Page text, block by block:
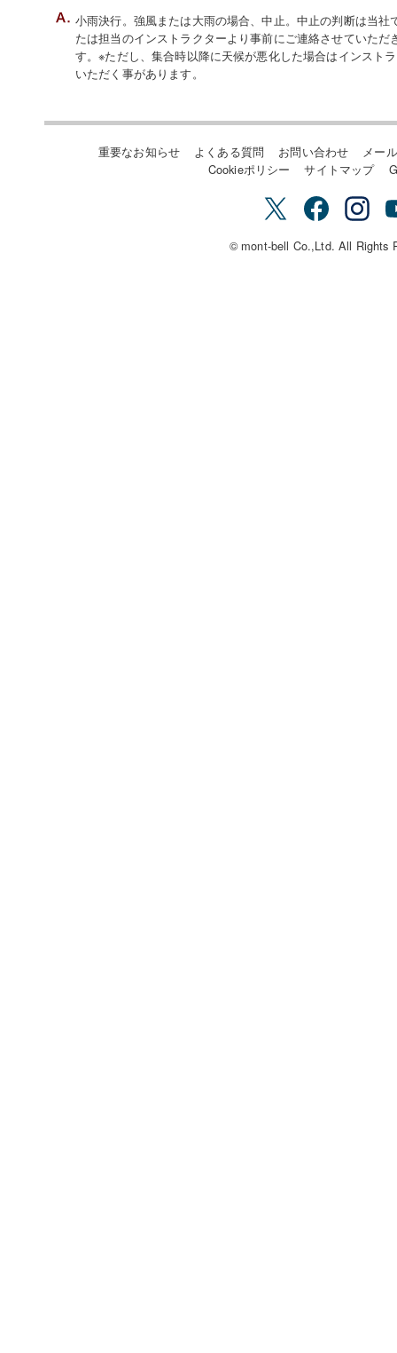
小雨決行。強風または大雨の場合、中止。中止の判断は当
たは担当のインストラクターより事前にご連絡させていた
す。※ただし、集合時以降に天候が悪化した場合はインスト
いただく事があります。
重要なお知らせ よくある質問 お問い合わせ
メー
Cookieポリシー
サイトマップ
© mont-bell Co.,Ltd. All Rights